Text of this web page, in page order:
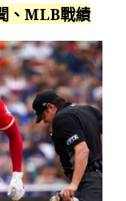
、MLB戰績